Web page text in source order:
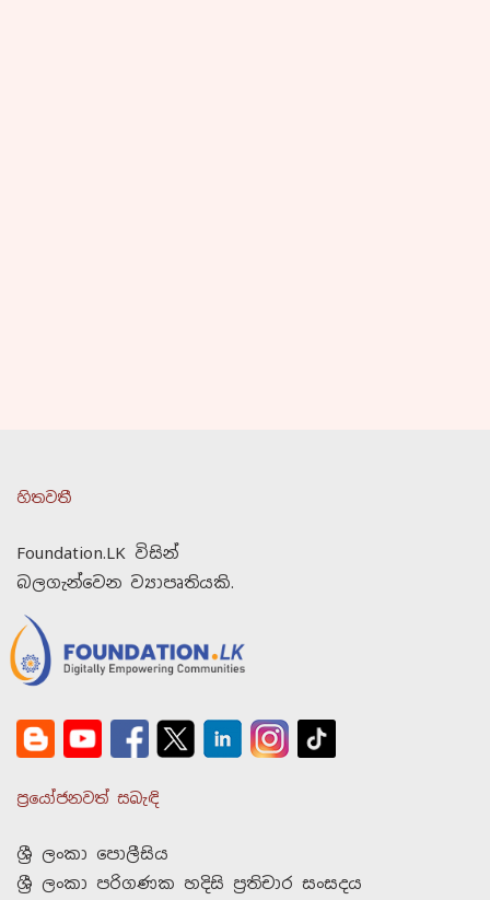
හිතවතී
Foundation.LK විසින්
බලගැන්වෙන ව්‍යාපෘතියකි.
ප්‍රයෝජනවත් සබැඳි
ශ්‍රී ලංකා පොලීසිය
ශ්‍රී ලංකා පරිගණක හදිසි ප්‍රතිචාර සංසදය